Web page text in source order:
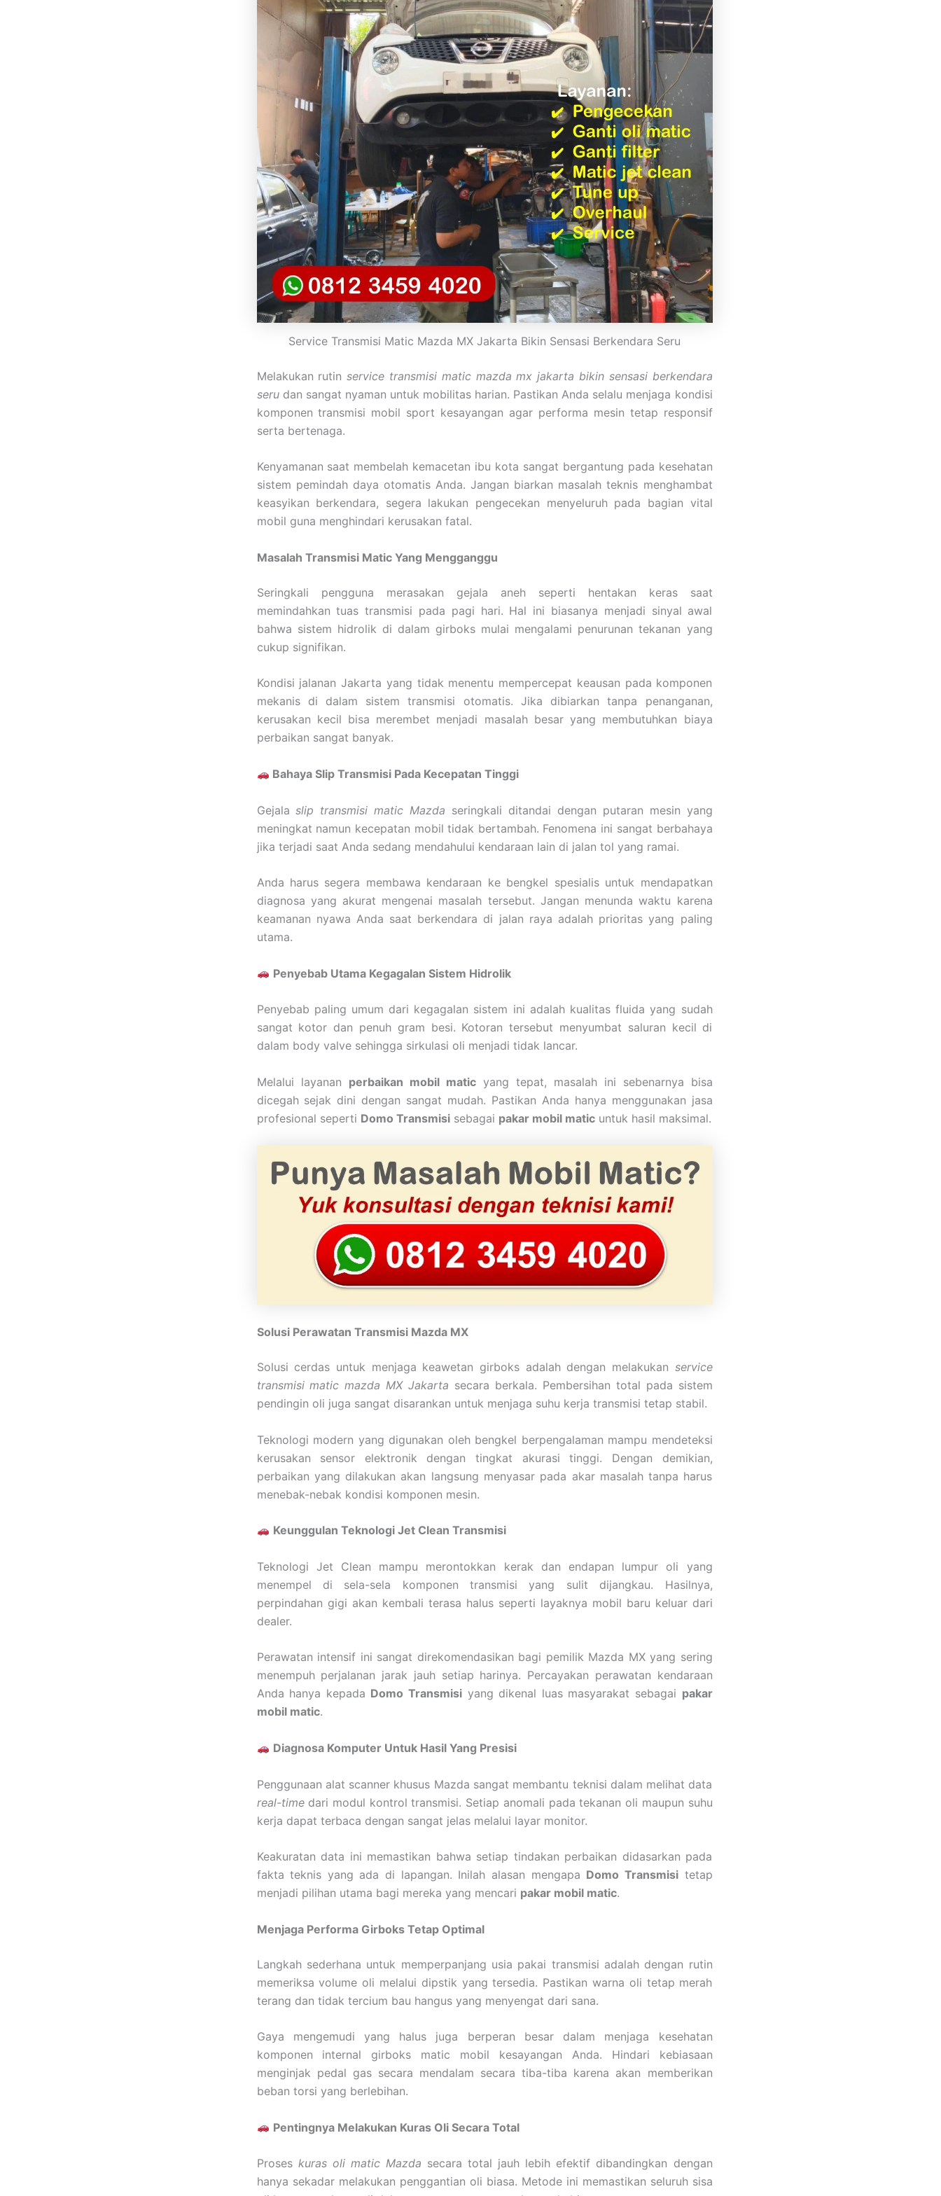
Service Transmisi Matic Mazda MX Jakarta Bikin Sensasi Berkendara Seru
Melakukan rutinservice transmisi matic mazda mx jakarta bikin sensasi berkendara
serudan sangat nyaman untuk mobilitas harian. Pastikan Anda selalu menjaga kondisi
komponen transmisi mobil sport kesayangan agar performa mesin tetap responsif
serta bertenaga.
Kenyamanan saat membelah kemacetan ibu kota sangat bergantung pada kesehatan
sistem pemindah daya otomatis Anda. Jangan biarkan masalah teknis menghambat
keasyikan berkendara, segera lakukan pengecekan menyeluruh pada bagian vital
mobil guna menghindari kerusakan fatal.
Masalah Transmisi Matic Yang Mengganggu
Seringkali pengguna merasakan gejala aneh seperti hentakan keras saat
memindahkan tuas transmisi pada pagi hari. Hal ini biasanya menjadi sinyal awal
bahwa sistem hidrolik di dalam girboks mulai mengalami penurunan tekanan yang
cukup signifikan.
Kondisi jalanan Jakarta yang tidak menentu mempercepat keausan pada komponen
mekanis di dalam sistem transmisi otomatis. Jika dibiarkan tanpa penanganan,
kerusakan kecil bisa merembet menjadi masalah besar yang membutuhkan biaya
perbaikan sangat banyak.
Bahaya Slip Transmisi Pada Kecepatan Tinggi
Gejalaslip transmisi matic Mazda seringkali ditandai dengan putaran mesin yang
meningkat namun kecepatan mobil tidak bertambah. Fenomena ini sangat berbahaya
jika terjadi saat Anda sedang mendahului kendaraan lain di jalan tol yang ramai.
Anda harus segera membawa kendaraan ke bengkel spesialis untuk mendapatkan
diagnosa yang akurat mengenai masalah tersebut. Jangan menunda waktu karena
keamanan nyawa Anda saat berkendara di jalan raya adalah prioritas yang paling
utama.
Penyebab Utama Kegagalan Sistem Hidrolik
Penyebab paling umum dari kegagalan sistem ini adalah kualitas fluida yang sudah
sangat kotor dan penuh gram besi. Kotoran tersebut menyumbat saluran kecil di
dalam body valve sehingga sirkulasi oli menjadi tidak lancar.
Melalui layanan perbaikan mobil maticyang tepat, masalah ini sebenarnya bisa
dicegah sejak dini dengan sangat mudah. Pastikan Anda hanya menggunakan jasa
profesional seperti Domo Transmisisebagai pakar mobil maticuntuk hasil maksimal.
Solusi Perawatan Transmisi Mazda MX
Solusi cerdas untuk menjaga keawetan girboks adalah dengan melakukan service
transmisi matic mazda MX Jakarta secara berkala. Pembersihan total pada sistem
pendingin oli juga sangat disarankan untuk menjaga suhu kerja transmisi tetap stabil.
Teknologi modern yang digunakan oleh bengkel berpengalaman mampu mendeteksi
kerusakan sensor elektronik dengan tingkat akurasi tinggi. Dengan demikian,
perbaikan yang dilakukan akan langsung menyasar pada akar masalah tanpa harus
menebak-nebak kondisi komponen mesin.
Keunggulan Teknologi Jet Clean Transmisi
Teknologi Jet Clean mampu merontokkan kerak dan endapan lumpur oli yang
menempel di sela-sela komponen transmisi yang sulit dijangkau. Hasilnya,
perpindahan gigi akan kembali terasa halus seperti layaknya mobil baru keluar dari
dealer.
Perawatan intensif ini sangat direkomendasikan bagi pemilik Mazda MX yang sering
menempuh perjalanan jarak jauh setiap harinya. Percayakan perawatan kendaraan
Anda hanya kepada Domo Transmisiyang dikenal luas masyarakat sebagai pakar
mobil matic.
Diagnosa Komputer Untuk Hasil Yang Presisi
Penggunaan alat scanner khusus Mazda sangat membantu teknisi dalam melihat data
real-timedari modul kontrol transmisi. Setiap anomali pada tekanan oli maupun suhu
kerja dapat terbaca dengan sangat jelas melalui layar monitor.
Keakuratan data ini memastikan bahwa setiap tindakan perbaikan didasarkan pada
fakta teknis yang ada di lapangan. Inilah alasan mengapa Domo Transmisitetap
menjadi pilihan utama bagi mereka yang mencari pakar mobil matic.
Menjaga Performa Girboks Tetap Optimal
Langkah sederhana untuk memperpanjang usia pakai transmisi adalah dengan rutin
memeriksa volume oli melalui dipstik yang tersedia. Pastikan warna oli tetap merah
terang dan tidak tercium bau hangus yang menyengat dari sana.
Gaya mengemudi yang halus juga berperan besar dalam menjaga kesehatan
komponen internal girboks matic mobil kesayangan Anda. Hindari kebiasaan
menginjak pedal gas secara mendalam secara tiba-tiba karena akan memberikan
beban torsi yang berlebihan.
Pentingnya Melakukan Kuras Oli Secara Total
Proses kuras oli matic Mazda secara total jauh lebih efektif dibandingkan dengan
hanya sekadar melakukan penggantian oli biasa. Metode ini memastikan seluruh sisa